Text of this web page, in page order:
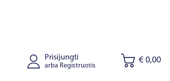
Prisijungti
arba Registruotis
€ 0,00